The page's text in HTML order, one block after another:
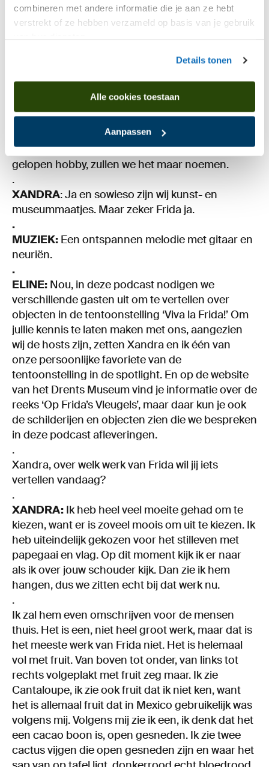
combineren met andere informatie die je aan ze hebt
verstrekt of ze hebben verzameld op basis van je gebruik
Details tonen
Alle cookies toestaan
Aanpassen
Ik denk altijd als ik iets tegen kom in de media
ofzo over Frida Kahlo, dan stuur ik jou dat en
gezamenlijke liefde die we hebben.
We zijn ook al eerder naar een ander museum
geweest in Nederland, waar werk van Frida Kahlo
hing, dus ja, ik denk een gezamenlijke liefde.
ELINE:Ja, het is een beetje een uit de hand
gelopen hobby, zullen we het maar noemen.
.
XANDRA: Ja en sowieso zijn wij kunst- en
museummaatjes. Maar zeker Frida ja.
.
MUZIEK: Een ontspannen melodie met gitaar en
neuriën.
.
ELINE: Nou, in deze podcast nodigen we
verschillende gasten uit om te vertellen over
objecten in de tentoonstelling ‘Viva la Frida!’ Om
jullie kennis te laten maken met ons, aangezien
wij de hosts zijn, zetten Xandra en ik één van
onze persoonlijke favoriete van de
tentoonstelling in de spotlight. En op de website
van het Drents Museum vind je informatie over de
reeks ‘Op Frida’s Vleugels’, maar daar kun je ook
de schilderijen en objecten zien die we bespreken
in deze podcast afleveringen.
.
Xandra, over welk werk van Frida wil jij iets
vertellen vandaag?
.
XANDRA: Ik heb heel veel moeite gehad om te
kiezen, want er is zoveel moois om uit te kiezen. Ik
heb uiteindelijk gekozen voor het stilleven met
papegaai en vlag. Op dit moment kijk ik er naar
als ik over jouw schouder kijk. Dan zie ik hem
hangen, dus we zitten echt bij dat werk nu.
.
Ik zal hem even omschrijven voor de mensen
thuis. Het is een, niet heel groot werk, maar dat is
het meeste werk van Frida niet. Het is helemaal
vol met fruit. Van boven tot onder, van links tot
rechts volgeplakt met fruit zeg maar. Ik zie
Cantaloupe, ik zie ook fruit dat ik niet ken, want
het is allemaal fruit dat in Mexico gebruikelijk was
volgens mij. Volgens mij zie ik een, ik denk dat het
een cacao boon is, open gesneden. Ik zie twee
cactus vijgen die open gesneden zijn en waar het